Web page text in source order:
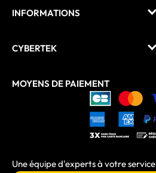
INFORMATIONS
CYBERTEK
MOYENS DE PAIEMENT
Une équipe d'experts à votre service